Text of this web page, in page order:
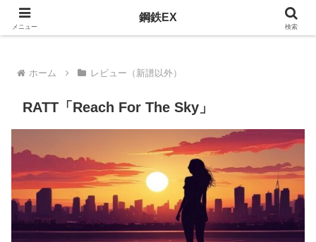
おすすめのメタルを紹介
ホーム レビュー（新譜以外）
RATT「Reach For The Sky」
メニュー
鋼鉄EX
検索